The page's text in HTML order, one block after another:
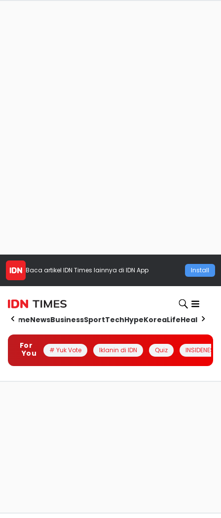
Baca artikel IDN Times lainnya di IDN App Install
HomeNewsBusinessSportTechHypeKoreaLifeHealth
For
You
# Yuk Vote Iklanin di IDN Quiz INSIDENESIA